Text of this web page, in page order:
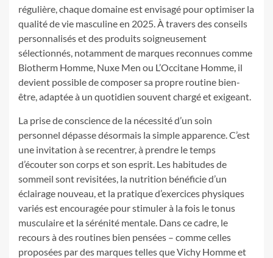
régulière, chaque domaine est envisagé pour optimiser la
qualité de vie masculine en 2025. À travers des conseils
personnalisés et des produits soigneusement
sélectionnés, notamment de marques reconnues comme
Biotherm Homme, Nuxe Men ou L’Occitane Homme, il
devient possible de composer sa propre routine bien-
être, adaptée à un quotidien souvent chargé et exigeant.
La prise de conscience de la nécessité d’un soin
personnel dépasse désormais la simple apparence. C’est
une invitation à se recentrer, à prendre le temps
d’écouter son corps et son esprit. Les habitudes de
sommeil sont revisitées, la nutrition bénéficie d’un
éclairage nouveau, et la pratique d’exercices physiques
variés est encouragée pour stimuler à la fois le tonus
musculaire et la sérénité mentale. Dans ce cadre, le
recours à des routines bien pensées – comme celles
proposées par des marques telles que Vichy Homme et